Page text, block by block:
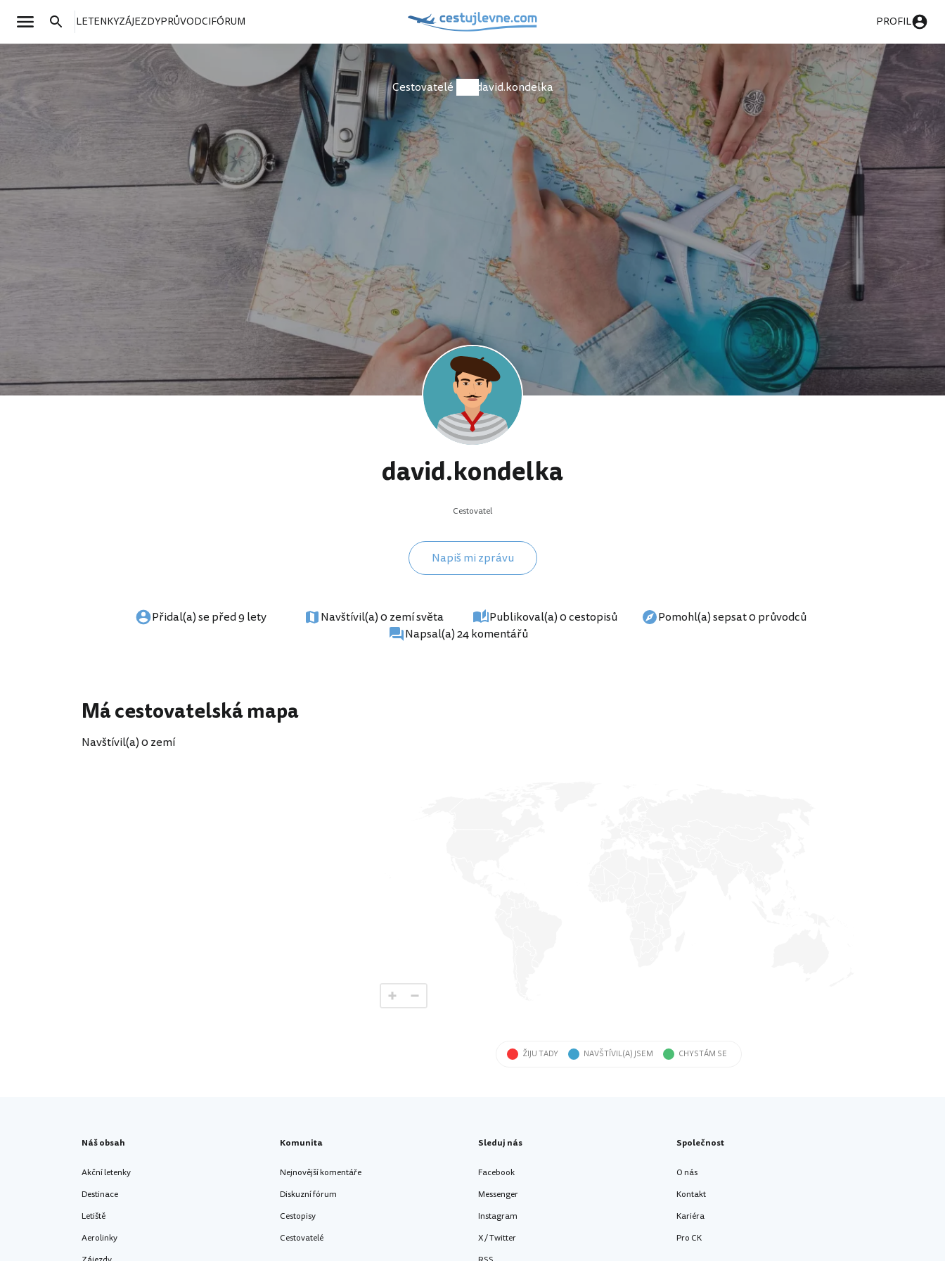
LETENKYZÁJEZDYPRŮVODCIFÓRUM PROFIL
Cestovatelé david.kondelka
david.kondelka
Cestovatel
Napiš mi zprávu
Přidal(a) se před 9 lety Navštívil(a) 0 zemí světa Publikoval(a) 0 cestopisů
Pomohl(a) sepsat 0 průvodců
Napsal(a) 24 komentářů
Má cestovatelská mapa
Navštívil(a) 0 zemí
ŽIJU TADY NAVŠTÍVIL(A) JSEM CHYSTÁM SE
Náš obsah
Akční letenky
Destinace
Letiště
Aerolinky
Komunita
Nejnovější komentáře
Diskuzní fórum
Cestopisy
Cestovatelé
Sleduj nás
Facebook
Messenger
Instagram
X / Twitter
Společnost
O nás
Kontakt
Kariéra
Pro CK